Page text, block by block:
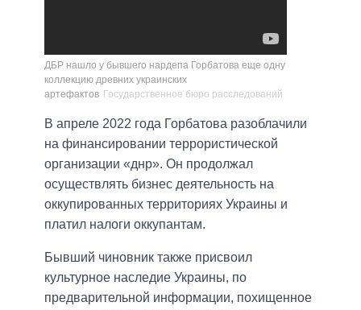
ДБР нашло у бывшего нардепа Горбатова еще одну
коллекцию древних украинских
артефактов Государственное бюро расследований
В апреле 2022 года Горбатова разоблачили
на финансировании террористической
организации «днр». Он продолжал
осуществлять бизнес деятельность на
оккупированных территориях Украины и
платил налоги оккупантам.
Бывший чиновник также присвоил
культурное наследие Украины, по
предварительной информации, похищенное